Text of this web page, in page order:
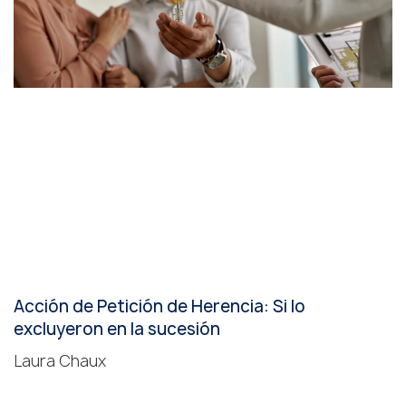
Acción de Petición de Herencia: Si lo
excluyeron en la sucesión
Laura Chaux